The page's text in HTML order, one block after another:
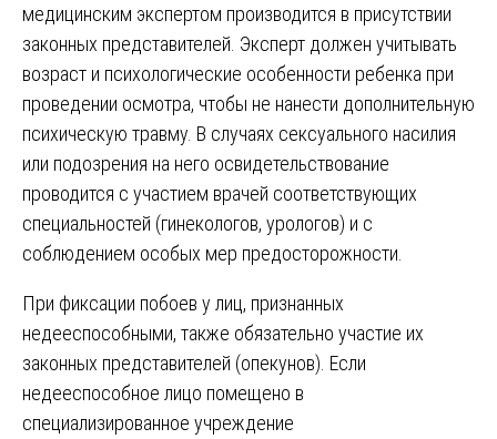
медицинским экспертом производится в присутствии
законных представителей. Эксперт должен учитывать
возраст и психологические особенности ребенка при
проведении осмотра, чтобы не нанести дополнительную
психическую травму. В случаях сексуального насилия
или подозрения на него освидетельствование
проводится с участием врачей соответствующих
специальностей (гинекологов, урологов) и с
соблюдением особых мер предосторожности.
При фиксации побоев у лиц, признанных
недееспособными, также обязательно участие их
законных представителей (опекунов). Если
недееспособное лицо помещено в
специализированное учреждение